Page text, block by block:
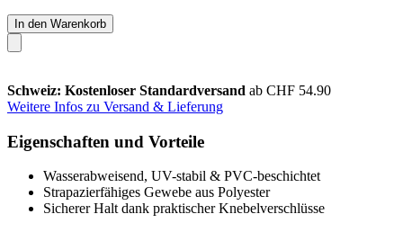
In den Warenkorb
Schweiz: Kostenloser Standardversand ab CHF 54.90
Weitere Infos zu Versand & Lieferung
Eigenschaften und Vorteile
Wasserabweisend, UV-stabil & PVC-beschichtet
Strapazierfähiges Gewebe aus Polyester
Sicherer Halt dank praktischer Knebelverschlüsse